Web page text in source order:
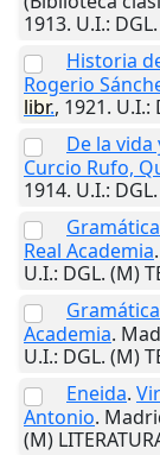
1913. U.I.:
Historia
Rogerio
libr., 1921. U.I.:
De la
Curcio Rufo,
1914. U.I.:
Real Academia.
U.I.: DGL. (M)
Academia.
U.I.: DGL. (M)
Eneida.
Antonio.
(M)